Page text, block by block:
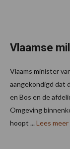
Vlaamse
Vlaams minister
aangekondigd dat
en Bos en de
Omgeving
hoopt ... Lees meer